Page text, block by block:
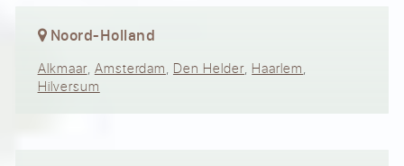
Noord-Holland
Alkmaar, Amsterdam Den Helder Haarlem
Hilversum